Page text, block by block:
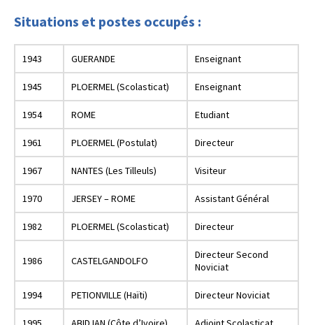
Situations et postes occupés :
1943 GUERANDE Enseignant
1945 PLOERMEL (Scolasticat) Enseignant
1954 ROME Etudiant
1961 PLOERMEL (Postulat) Directeur
1967 NANTES (Les Tilleuls) Visiteur
1970 JERSEY – ROME Assistant Général
1982 PLOERMEL (Scolasticat) Directeur
1986 CASTELGANDOLFO
Directeur Second
Noviciat
1994 PETIONVILLE (Haïti) Directeur Noviciat